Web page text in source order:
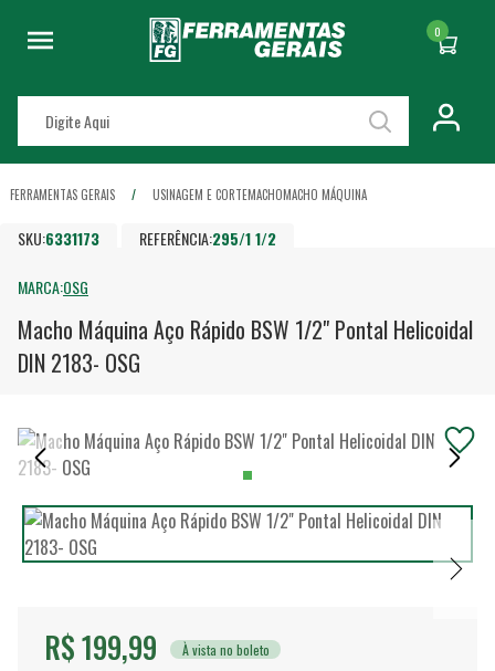
0
FERRAMENTAS GERAIS USINAGEM E CORTEMACHOMACHO MÁQUINA
SKU:6331173 REFERÊNCIA:295/1 1/2
MARCA:OSG
Macho Máquina Aço Rápido BSW 1/2" Pontal Helicoidal
DIN 2183- OSG
R$ 199,99 À vista no boleto